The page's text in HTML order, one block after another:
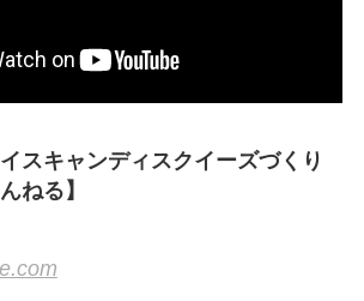
スキャンディスクイーズづくり
ねる】